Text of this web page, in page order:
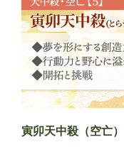
る
日？
味
過
ご
し
寅卯天中殺（空亡